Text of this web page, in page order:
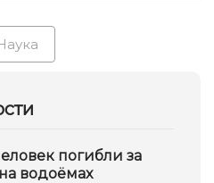
погибли за
водоёмах